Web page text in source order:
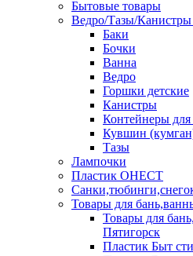
Бытовые товары
Ведро/Тазы/Канистры
Баки
Бочки
Ванна
Ведро
Горшки детские
Канистры
Контейнеры для
Кувшин
Тазы
Лампочки
Пластик ОНЕСТ
Товары для
Товары для
Пятигорск
Пластик Быт